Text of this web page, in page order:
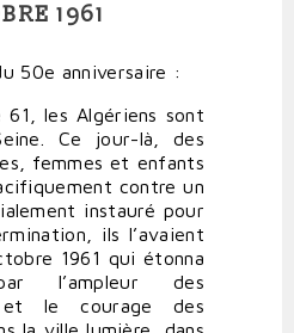
1961
50e anniversaire :
61, les Algériens sont
Ce jour-là, des
femmes et enfants
contre un
instauré pour
ils l’avaient
1961 qui étonna
l’ampleur des
et le courage des